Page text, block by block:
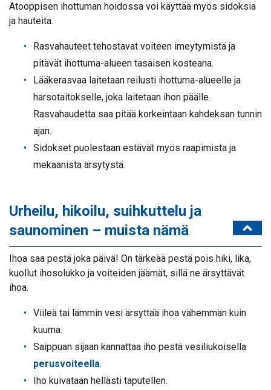
Atooppisen ihottuman hoidossa voi käyttää myös sidoksia
ja hauteita.
Rasvahauteet tehostavat voiteen imeytymistä ja
pitävät ihottuma-alueen tasaisen kosteana.
Lääkerasvaa laitetaan reilusti ihottuma-alueelle ja
harsotaitokselle, joka laitetaan ihon päälle.
Rasvahaudetta saa pitää korkeintaan kahdeksan tunnin
ajan.
Sidokset puolestaan estävät myös raapimista ja
mekaanista ärsytystä.
Urheilu, hikoilu, suihkuttelu ja
saunominen – muista nämä
Ihoa saa pestä joka päivä! On tärkeää pestä pois hiki, lika,
kuollut ihosolukko ja voiteiden jäämät, sillä ne ärsyttävät
ihoa.
Viileä tai lämmin vesi ärsyttää ihoa vähemmän kuin
kuuma.
Saippuan sijaan kannattaa iho pestä vesiliukoisella
perusvoiteella.
Iho kuivataan hellästi taputellen.